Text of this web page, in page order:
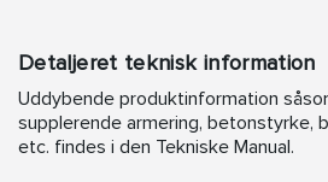
Detaljeret teknisk information
Uddybende produktinformation
supplerende armering, betonstyrke,
etc. findes i den Tekniske Manual.